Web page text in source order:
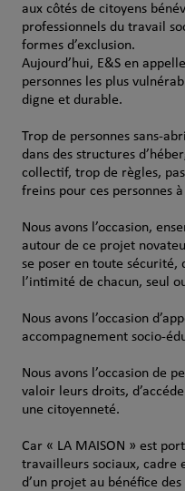
aux côtés de citoyens
professionnels du travail
formes d’exclusion.
Aujourd’hui, E&S en
personnes les plus
digne et durable.
Trop de personnes sans-
dans des structures
collectif, trop de règles,
freins pour ces personnes
Nous avons l’occasion,
autour de ce projet
se poser en toute sécurité,
l’intimité de chacun, seul
Nous avons l’occasion
accompagnement socio-
Nous avons l’occasion de
valoir leurs droits,
une citoyenneté.
Car « LA MAISON » est
travailleurs sociaux, cadre
d’un projet au bénéfice